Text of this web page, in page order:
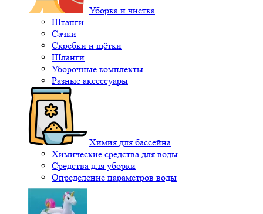
Уборка и чистка
Штанги
Сачки
Скребки и щётки
Шланги
Уборочные комплекты
Разные аксессуары
Химия для бассейна
Химические средства для воды
Средства для уборки
Определение параметров воды